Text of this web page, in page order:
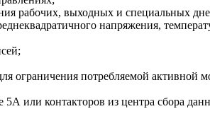
рабочих, выходных и специальных
напряжения,
ограничения потребляемой
или контакторов из центра сбора